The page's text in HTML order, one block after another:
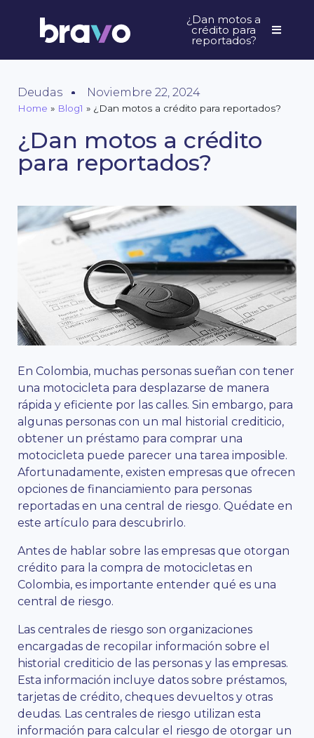
¿Dan motos a
crédito para
reportados?
Deudas Noviembre 22, 2024
Home » Blog1 » ¿Dan motos a crédito para reportados?
¿Dan motos a crédito
para reportados?
En Colombia, muchas personas sueñan con tener
una motocicleta para desplazarse de manera
rápida y eficiente por las calles. Sin embargo, para
algunas personas con un mal historial crediticio,
obtener un préstamo para comprar una
motocicleta puede parecer una tarea imposible.
Afortunadamente, existen empresas que ofrecen
opciones de financiamiento para personas
reportadas en una central de riesgo. Quédate en
este artículo para descubrirlo.
Antes de hablar sobre las empresas que otorgan
crédito para la compra de motocicletas en
Colombia, es importante entender qué es una
central de riesgo.
Las centrales de riesgo son organizaciones
encargadas de recopilar información sobre el
historial crediticio de las personas y las empresas.
Esta información incluye datos sobre préstamos,
tarjetas de crédito, cheques devueltos y otras
deudas. Las centrales de riesgo utilizan esta
información para calcular el riesgo de otorgar un